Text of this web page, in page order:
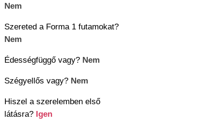
Nem
Szereted a Forma 1 futamokat?
Nem
Édességfüggő vagy? Nem
Szégyellős vagy? Nem
Hiszel a szerelemben első
látásra? Igen